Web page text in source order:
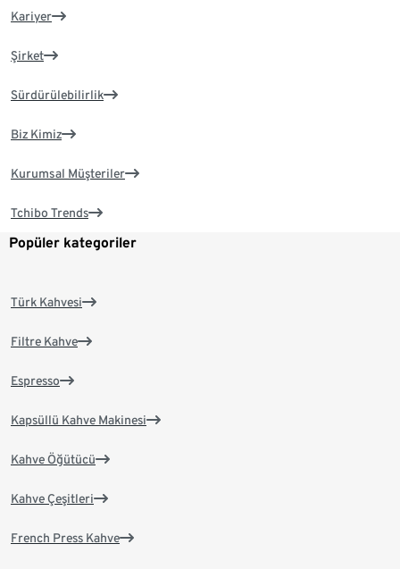
Kariyer
Şirket
Sürdürülebilirlik
Biz Kimiz
Kurumsal Müşteriler
Tchibo Trends
Popüler kategoriler
Türk Kahvesi
Filtre Kahve
Espresso
Kapsüllü Kahve Makinesi
Kahve Öğütücü
Kahve Çeşitleri
French Press Kahve